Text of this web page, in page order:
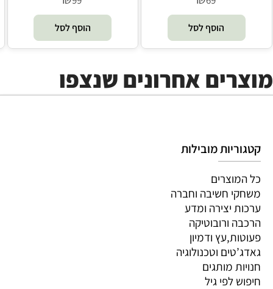
הוסף לסל הוסף לסל
מוצרים אחרונים שנצפו
קטגוריות מובילות
כל המוצרים
משחקי חשיבה וחברה
ערכות יצירה ומדע
הרכבה ורובוטיקה
פעוטות,עץ ודמיון
גאדג’טים וטכנולוגיה
חנויות מותגים
חיפוש לפי גיל